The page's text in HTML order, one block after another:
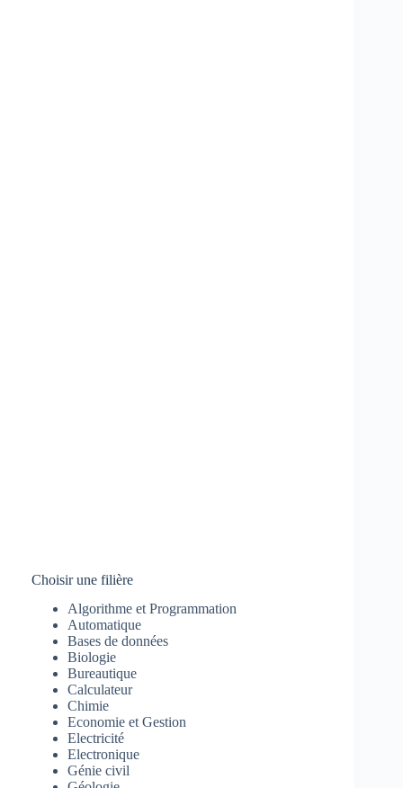
Choisir une filière
Algorithme et Programmation
Automatique
Bases de données
Biologie
Bureautique
Calculateur
Chimie
Economie et Gestion
Electricité
Electronique
Génie civil